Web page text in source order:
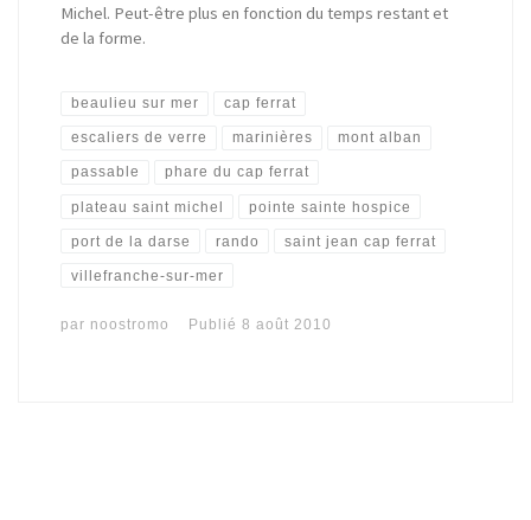
Michel. Peut-être plus en fonction du temps restant et
de la forme.
beaulieu sur mer cap ferrat
escaliers de verre marinières mont alban
passable phare du cap ferrat
plateau saint michel pointe sainte hospice
port de la darse rando saint jean cap ferrat
villefranche-sur-mer
par noostromo Publié8 août 2010